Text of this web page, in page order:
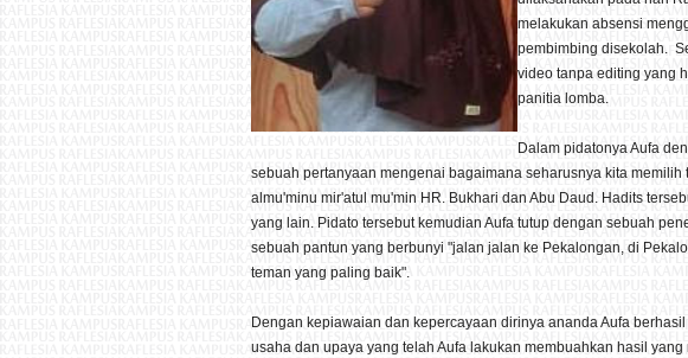
melakukan absensi
pembimbing disekolah.
video tanpa editing yang
panitia lomba.
Dalam pidatonya Aufa
sebuah pertanyaan mengenai bagaimana seharusnya kita
almu'minu mir'atul mu'min HR. Bukhari dan Abu Daud. Hadits
yang lain. Pidato tersebut kemudian Aufa tutup dengan sebuah
sebuah pantun yang berbunyi "jalan jalan ke Pekalongan, di
teman yang paling baik".
Dengan kepiawaian dan kepercayaan dirinya ananda Aufa
usaha dan upaya yang telah Aufa lakukan membuahkan hasil